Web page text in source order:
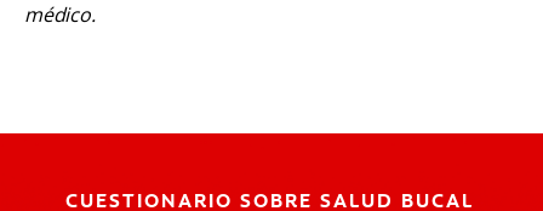
médico.
CUESTIONARIO SOBRE SALUD BUCAL